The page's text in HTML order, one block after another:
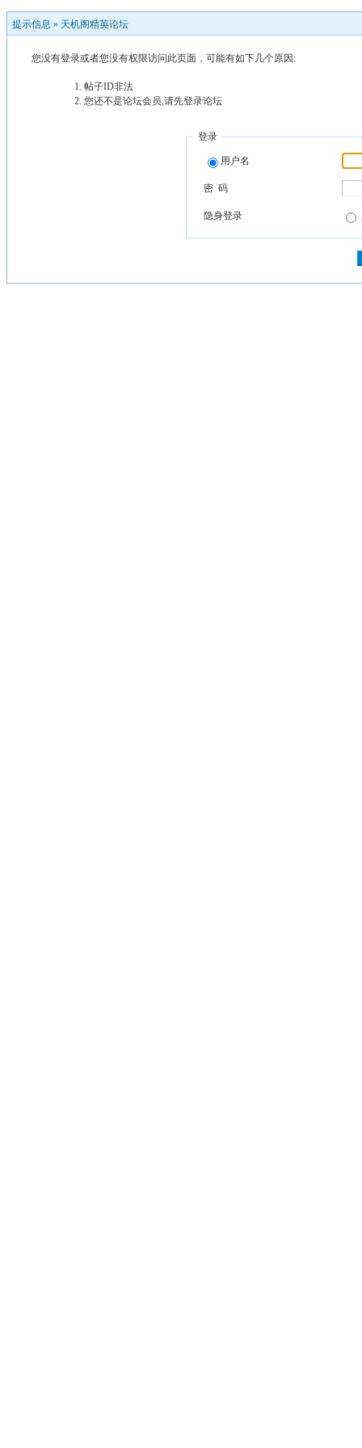
提示信息 » 天机阁精英论坛
您没有登录或者您没有权限访问此页面，可能有如下几个原因:
帖子ID非法
您还不是论坛会员,请先登录论坛
登录
用户名
密 码
隐身登录